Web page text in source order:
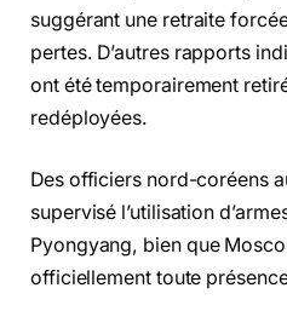
suggérant une retraite
pertes. D’autres rapports
ont été temporairement
redéployées.
Des officiers nord-coréens
supervisé l’utilisation
Pyongyang, bien que
officiellement toute